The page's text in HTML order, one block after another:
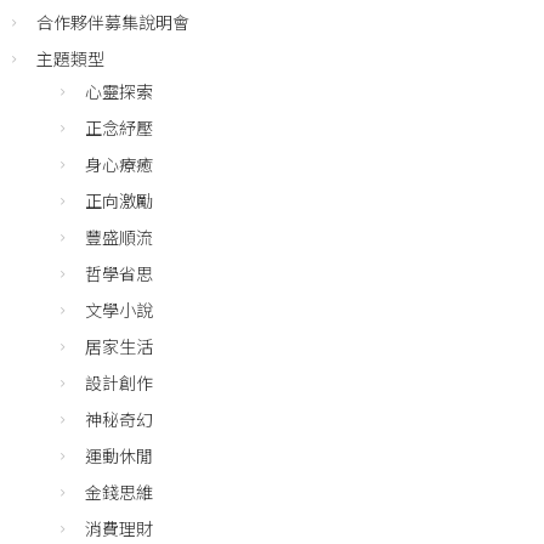
合作夥伴募集說明會
主題類型
心靈探索
正念紓壓
身心療癒
正向激勵
豐盛順流
哲學省思
文學小說
居家生活
設計創作
神秘奇幻
運動休閒
金錢思維
消費理財